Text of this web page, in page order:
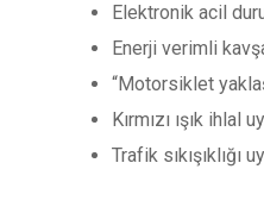
Elektronik acil
Enerji verimli
“Motorsiklet
Kırmızı ışık ihlal
Trafik sıkışıklığı